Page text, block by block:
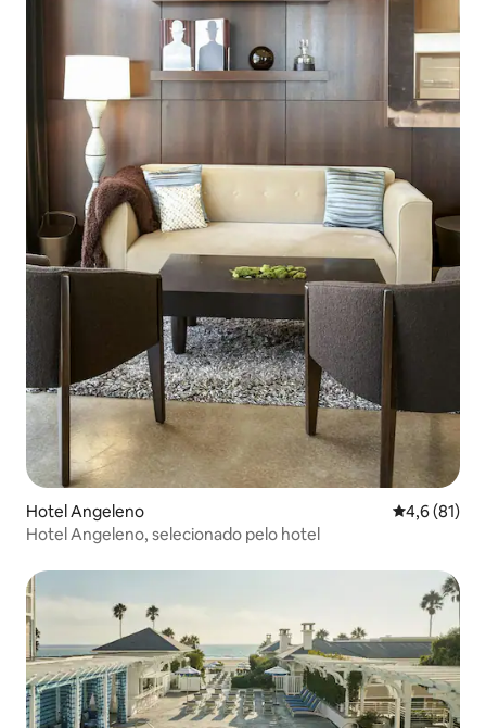
Hotel Angeleno 4,6 de uma
4,6 (81)
Hotel Angeleno, selecionado pelo hotel